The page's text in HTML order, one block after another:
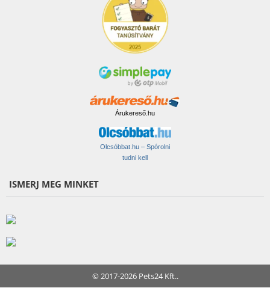
Árukereső.hu
Olcsóbbat.hu – Spórolni
tudni kell
ISMERJ MEG MINKET
© 2017-2026 Pets24 Kft..